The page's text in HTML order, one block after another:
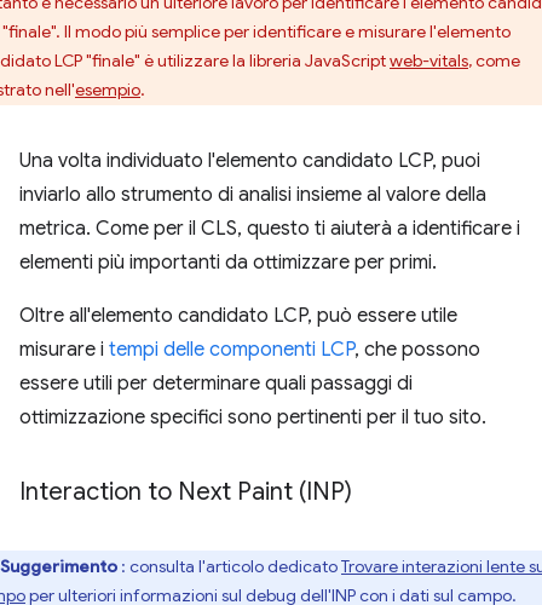
"finale". Il modo più semplice per identificare e misurare l'elemento
LCP "finale" è utilizzare la libreria JavaScriptweb-vitals, come
nell'esempio.
Una volta individuato l'elemento candidato LCP, puoi
inviarlo allo strumento di analisi insieme al valore della
metrica. Come per il CLS, questo ti aiuterà a identificare i
elementi più importanti da ottimizzare per primi.
Oltre all'elemento candidato LCP, può essere utile
misurare i tempi delle componenti LCP, che possono
essere utili per determinare quali passaggi di
ottimizzazione specifici sono pertinenti per il tuo sito.
Interaction to Next Paint (INP)
Suggerimento : consulta l'articolo dedicatoTrovare interazioni lente
per ulteriori informazioni sul debug dell'INP con i dati sul campo.